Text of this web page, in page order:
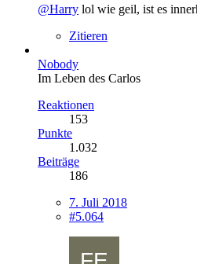
@Harry lol wie geil, ist es
Zitieren
Nobody
Im Leben des Carlos
Reaktionen
153
Punkte
1.032
Beiträge
186
7. Juli 2018
#5.064